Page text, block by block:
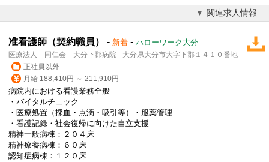
関連求人情報
准看護師（契約職員） - 新着 - ハローワーク大分
医療法人 同仁会 大分下郡病院 - 大分県大分市大字下郡１４１０番地
正社員以外
月給 188,410円 ～ 211,910円
病院内における看護業務全般
・バイタルチェック
・医療処置（採血・点滴・吸引等）・服薬管理
・看護記録・社会復帰に向けた自立支援
精神一般病棟：２０４床
精神療養病棟：６０床
認知症病棟：１２０床